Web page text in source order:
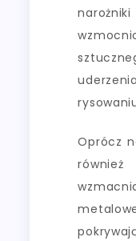
Oprócz